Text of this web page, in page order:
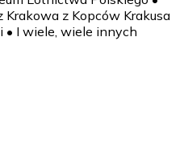
z Kopców Krakusa
• I wiele, wiele innych